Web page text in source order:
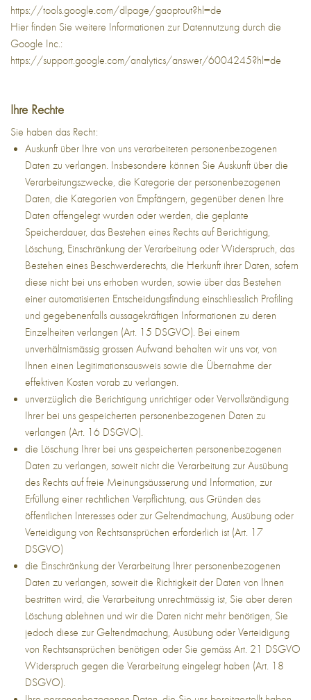
https://tools.google.com/dlpage/gaoptout?hl=de
Hier finden Sie weitere Informationen zur Datennutzung durch die
Google Inc.:
https://support.google.com/analytics/answer/6004245?hl=de
Ihre Rechte
Sie haben das Recht:
Auskunft über Ihre von uns verarbeiteten personenbezogenen
Daten zu verlangen. Insbesondere können Sie Auskunft über die
Verarbeitungszwecke, die Kategorie der personenbezogenen
Daten, die Kategorien von Empfängern, gegenüber denen Ihre
Daten offengelegt wurden oder werden, die geplante
Speicherdauer, das Bestehen eines Rechts auf Berichtigung,
Löschung, Einschränkung der Verarbeitung oder Widerspruch, das
Bestehen eines Beschwerderechts, die Herkunft ihrer Daten, sofern
diese nicht bei uns erhoben wurden, sowie über das Bestehen
einer automatisierten Entscheidungsfindung einschliesslich Profiling
und gegebenenfalls aussagekräftigen Informationen zu deren
Einzelheiten verlangen (Art. 15 DSGVO). Bei einem
unverhältnismässig grossen Aufwand behalten wir uns vor, von
Ihnen einen Legitimationsausweis sowie die Übernahme der
effektiven Kosten vorab zu verlangen.
unverzüglich die Berichtigung unrichtiger oder Vervollständigung
Ihrer bei uns gespeicherten personenbezogenen Daten zu
verlangen (Art. 16 DSGVO).
die Löschung Ihrer bei uns gespeicherten personenbezogenen
Daten zu verlangen, soweit nicht die Verarbeitung zur Ausübung
des Rechts auf freie Meinungsäusserung und Information, zur
Erfüllung einer rechtlichen Verpflichtung, aus Gründen des
öffentlichen Interesses oder zur Geltendmachung, Ausübung oder
Verteidigung von Rechtsansprüchen erforderlich ist (Art. 17
DSGVO)
die Einschränkung der Verarbeitung Ihrer personenbezogenen
Daten zu verlangen, soweit die Richtigkeit der Daten von Ihnen
bestritten wird, die Verarbeitung unrechtmässig ist, Sie aber deren
Löschung ablehnen und wir die Daten nicht mehr benötigen, Sie
jedoch diese zur Geltendmachung, Ausübung oder Verteidigung
von Rechtsansprüchen benötigen oder Sie gemäss Art. 21 DSGVO
Widerspruch gegen die Verarbeitung eingelegt haben (Art. 18
DSGVO).